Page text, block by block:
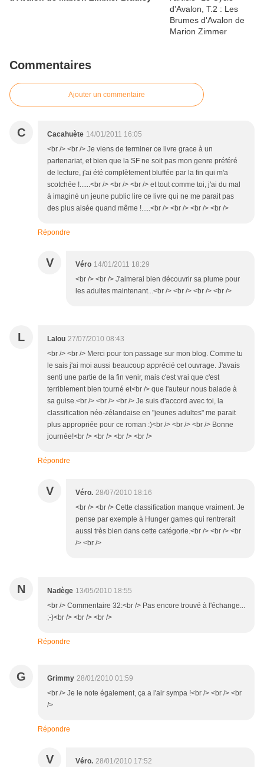
Commentaires
Ajouter un commentaire
C Cacahuète 14/01/2011 16:05
<br /> <br /> Je viens de terminer ce livre grace à un
partenariat, et bien que la SF ne soit pas mon genre préféré
de lecture, j'ai été complètement bluffée par la fin qui m'a
scotchée !......<br /> <br /> <br /> et tout comme toi, j'ai du mal
à imaginé un jeune public lire ce livre qui ne me parait pas
des plus aisée quand même !.....<br /> <br /> <br /> <br />
Répondre
V Véro 14/01/2011 18:29
<br /> <br /> J'aimerai bien découvrir sa plume pour
les adultes maintenant...<br /> <br /> <br /> <br />
L Lalou 27/07/2010 08:43
<br /> <br /> Merci pour ton passage sur mon blog. Comme tu
le sais j'ai moi aussi beaucoup apprécié cet ouvrage. J'avais
senti une partie de la fin venir, mais c'est vrai que c'est
terriblement bien tourné et<br /> que l'auteur nous balade à
sa guise.<br /> <br /> <br /> Je suis d'accord avec toi, la
classification néo-zélandaise en "jeunes adultes" me parait
plus appropriée pour ce roman :)<br /> <br /> <br /> Bonne
journée!<br /> <br /> <br /> <br />
Répondre
V Véro. 28/07/2010 18:16
<br /> <br /> Cette classification manque vraiment. Je
pense par exemple à Hunger games qui rentrerait
aussi très bien dans cette catégorie.<br /> <br /> <br
/> <br />
N Nadège 13/05/2010 18:55
<br /> Commentaire 32:<br /> Pas encore trouvé à l'échange...
;-)<br /> <br /> <br />
Répondre
G Grimmy 28/01/2010 01:59
<br /> Je le note également, ça a l'air sympa !<br /> <br /> <br
/>
Répondre
V Véro. 28/01/2010 17:52